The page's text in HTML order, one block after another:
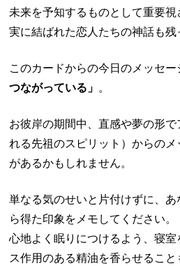
未来を予知するものとして重要
実に結ばれた恋人たちの神話も残
このカードからの今日のメッセー
つながっている」 。
お彼岸の期間中、直感や夢の形で
れる先祖のスピリット）からの
があるかもしれません。
単なる気のせいと片付けずに、
ら得た印象をメモしてください。
心地よく眠りにつけるよう、寝
ス作用のある精油を香らせること